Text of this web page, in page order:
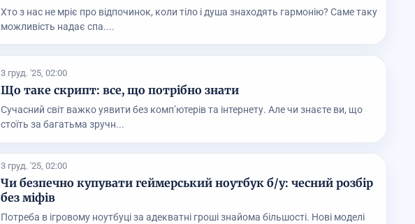
Хто з нас не мріє про відпочинок, коли тіло і душа знаходять гармонію? Саме таку
можливість надає спа....
3 груд. '25, 02:00
Що таке скрипт: все, що потрібно знати
Сучасний світ важко уявити без комп’ютерів та інтернету. Але чи знаєте ви, що
стоїть за багатьма зручн...
3 груд. '25, 02:00
Чи безпечно купувати геймерський ноутбук б/у: чесний розбір
без міфів
Потреба в ігровому ноутбуці за адекватні гроші знайома більшості. Нові моделі